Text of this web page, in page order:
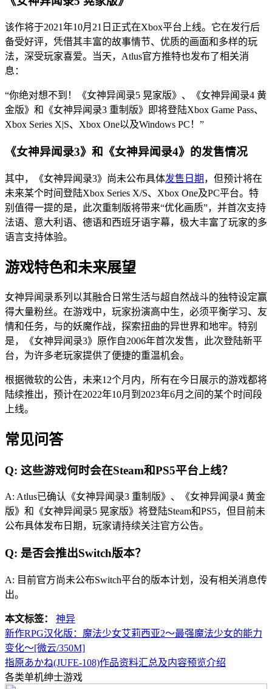
该作将于2021年10月21日正式在Xbox平台上线。它在发行后
备受好评，凭借其丰富的故事情节、优质的画面和多样的玩
法，深受玩家喜爱。当天，Atlus官方推特也发布了相关消
息：
“你绝对想不到！《女神异闻录5 晃家版》、《女神异闻录4 黄
金版》和《女神异闻录3 重制版》即将登陆Xbox Game Pass、
Xbox Series X|S、Xbox One以及Windows PC！”
《女神异闻录3》和《女神异闻录4》的发售情况
其中，《女神异闻录3》尚未公布具体发售日期 ，但预计将在
未来某个时间登陆Xbox Series X/S、Xbox One及PC平台。特
别值得一提的是，此次重制版将带来“优化画质”，并首次支持
法语、意大利语、德语和西班牙语字幕，极大丰富了玩家的多
语言支持体验。
游戏特色和未来展望
女神异闻录系列以其融合日常生活与超自然战斗的独特设定赢
得大量粉丝。在游戏中，玩家扮演高中生，必须平衡学习、友
情和任务，与的妖魔作战，探索扭曲的异世界和地牢。特别
是，《女神异闻录3》原作自2006年首次发售，此次登陆新平
台，为许多老玩家提供了便捷的重温机会。
根据微软的公告，未来12个月内，所有在今日展示的游戏都将
陆续推出，预计在2022年10月到2023年6月之间的某个时间段
上线。
常见问答
Q: 这些游戏何时会在Steam和PS5平台上线？
A: Atlus已确认《女神异闻录3 重制版》、《女神异闻录4 黄金
版》和《女神异闻录5 晃家版》将登陆Steam和PS5，但目前未
公布具体发布日期，玩家请持续关注官方公告。
Q: 是否会推出Switch版本？
A: 目前官方尚未公布Switch平台的版本计划，没有相关消息传
出。
本文标签：
神异
新作RPG汉化版：魔法少女艾莉西亚2～最强魔法少女的能力
变化～[微云/350M]
指原あかね(JUFE-108)作品资料汇总及内容预览介绍
各类单机绅士游戏